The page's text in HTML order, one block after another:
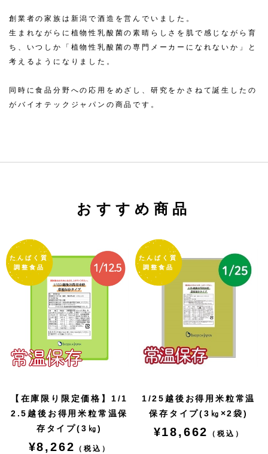
創業者の家族は新潟で酒造を営んでいました。
生まれながらに植物性乳酸菌の素晴らしさを肌で感じながら育
ち、 いつしか「植物性乳酸菌の専門メーカーになれないか」と
考えるようになりました。
同時に食品分野への応用をめざし、研究をかさねて誕生したの
が バイオテックジャパンの商品です。
おすすめ商品
【在庫限り限定価格】1/1
2.5越後お得用米粒常温保
存タイプ(3㎏)
¥8,262 （税込）
1/25越後お得用米粒常温
保存タイプ(3㎏×2袋)
¥18,662 （税込）